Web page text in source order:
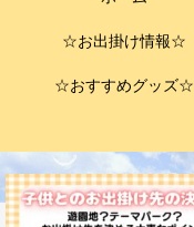
☆お出掛け情報☆
☆おすすめグッズ☆